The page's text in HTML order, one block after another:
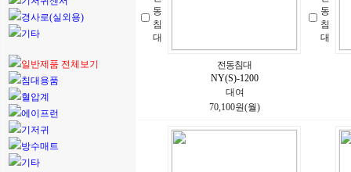
경사로(실외용)
기타
일반제품 전체보기
침대용품
혈압계
에이프런
기저귀
방수매트
기타
동
침
대
전동침대
NY(S)-1200
대여
70,100원(월)
동
침
대